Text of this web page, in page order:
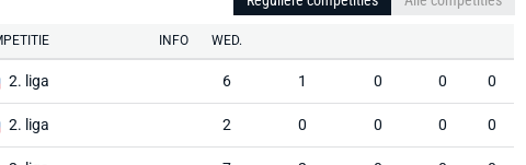
INFO WED.
2. liga 6 1 0 0 0
2. liga 2 0 0 0 0